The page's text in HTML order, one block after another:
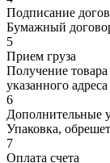
Подписание
Бумажный
5
Прием груза
Получение
указанного адреса
6
Дополнительные
Упаковка,
7
Оплата счета